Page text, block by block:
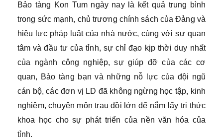
Bảo tàng Kon Tum ngày nay là kết quả trung bình
trong sức mạnh, chủ trương chính sách của Đảng và
hiệu lực pháp luật của nhà nước, cùng với sự quan
tâm và đầu tư của tỉnh, sự chỉ đạo kịp thời duy nhất
của ngành công nghiệp, sự giúp đỡ của các cơ
quan, Bảo tàng bạn và những nỗ lực của đội ngũ
cán bộ, các đơn vị LD đã không ngừng học tập, kinh
nghiệm, chuyên môn trau dồi lớn để nắm lấy tri thức
khoa học cho sự phát triển của nền văn hóa của
tỉnh.